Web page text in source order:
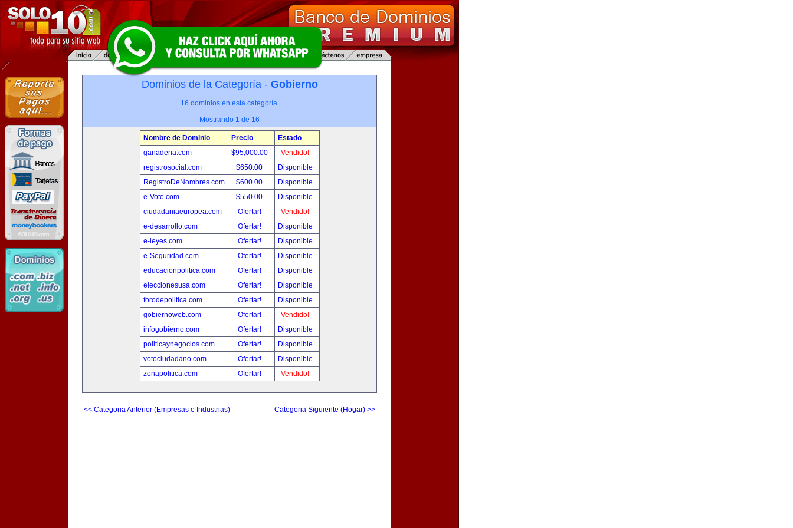
Dominios de la Categoría - Gobierno
16 dominios en esta categoría.
Mostrando 1 de 16
Nombre de Dominio Precio
Estado
ganaderia.com
$95,000.00
Vendido!
registrosocial.com
$650.00
Disponible
RegistroDeNombres.com
$600.00
Disponible
e-Voto.com
$550.00
Disponible
ciudadaniaeuropea.com
Ofertar!
Vendido!
e-desarrollo.com
Ofertar!
Disponible
e-leyes.com
Ofertar!
Disponible
e-Seguridad.com
Ofertar!
Disponible
educacionpolitica.com
Ofertar!
Disponible
eleccionesusa.com
Ofertar!
Disponible
forodepolitica.com
Ofertar!
Disponible
gobiernoweb.com
Ofertar!
Vendido!
infogobierno.com
Ofertar!
Disponible
politicaynegocios.com
Ofertar!
Disponible
votociudadano.com
Ofertar!
Disponible
zonapolitica.com
Ofertar! Vendido!
<< Categoria Anterior (Empresas e Industrias) Categoria Siguiente (Hogar) >>